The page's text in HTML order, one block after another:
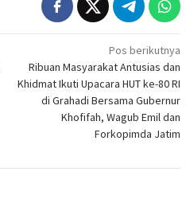
Pos berikutnya
Ribuan Masyarakat Antusias dan
Khidmat Ikuti Upacara HUT ke-80 RI
di Grahadi Bersama Gubernur
Khofifah, Wagub Emil dan
Forkopimda Jatim